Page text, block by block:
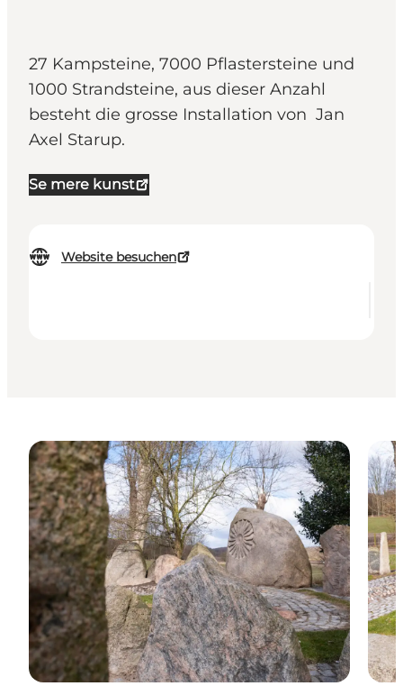
27 Kampsteine, 7000 Pflastersteine und
1000 Strandsteine, aus dieser Anzahl
besteht die grosse Installation von Jan
Axel Starup.
Se mere kunst
Website besuchen